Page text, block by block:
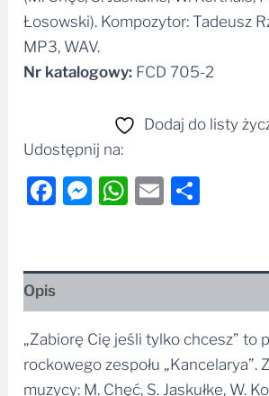
MP3, WAV.
Nr katalogowy:
Udostępnij na:
Facebook
Messenger
„Zabiorę Cię jeśli tylko chcesz” to
rockowego zespołu „Kancelarya”.
muzycy: M. Chęć, S. Jaskułke, W.
Lemańczyk, T. Łosowski.